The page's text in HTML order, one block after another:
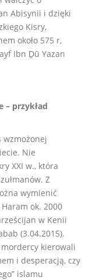
Abisynii i dzięki
Kisry,
około 575 r,
Ibn Ḏū Yazan
– przykład
wzmożonej
Nie
XXI w., która
Z
wymienić
ok. 2000
w Kenii
(3.04.2015).
kierowali
i desperacją, czy
islamu